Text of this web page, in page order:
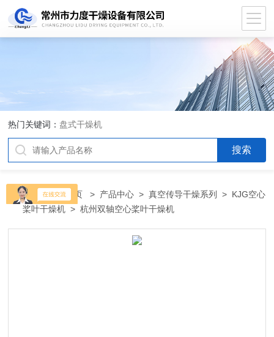
热门关键词： 盘式干燥机
当前位置：首页 > 产品中心 >真空传导干燥系列 > KJG空心
桨叶干燥机 > 杭州双轴空心桨叶干燥机